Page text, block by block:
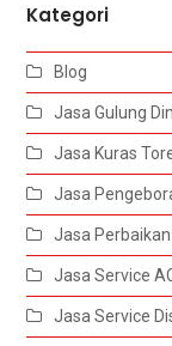
Kategori
Blog
Jasa Gulung
Jasa Kuras
Jasa
Jasa
Jasa Service
Jasa Service